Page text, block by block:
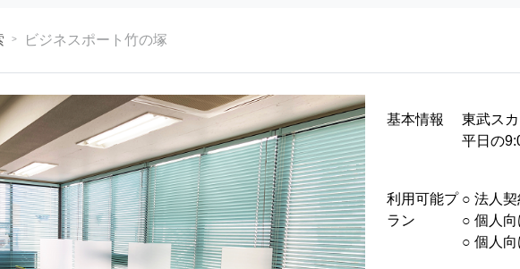
ビジネスポート竹の塚
基本情報
東武ス
平日の
利用可能プ
ラン
○︎ 法人契
○︎ 個人
○︎ 個人